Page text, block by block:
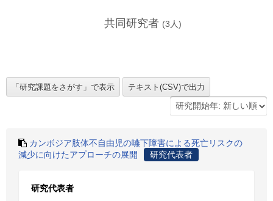
共同研究者 (3 人)
カンボジア肢体不自由児の嚥下障害による死亡リスクの
減少に向けたアプローチの展開
研究代表者
研究代表者